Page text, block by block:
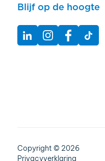
Blijf op de hoogte
Copyright © 2026
Privacyverklaring